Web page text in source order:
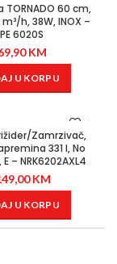
TORNADO 60 cm,
h, 38W, INOX –
6020S
KM
U KORPU
Zamrzivač,
331 l, No
– NRK6202AXL4
KM
U KORPU